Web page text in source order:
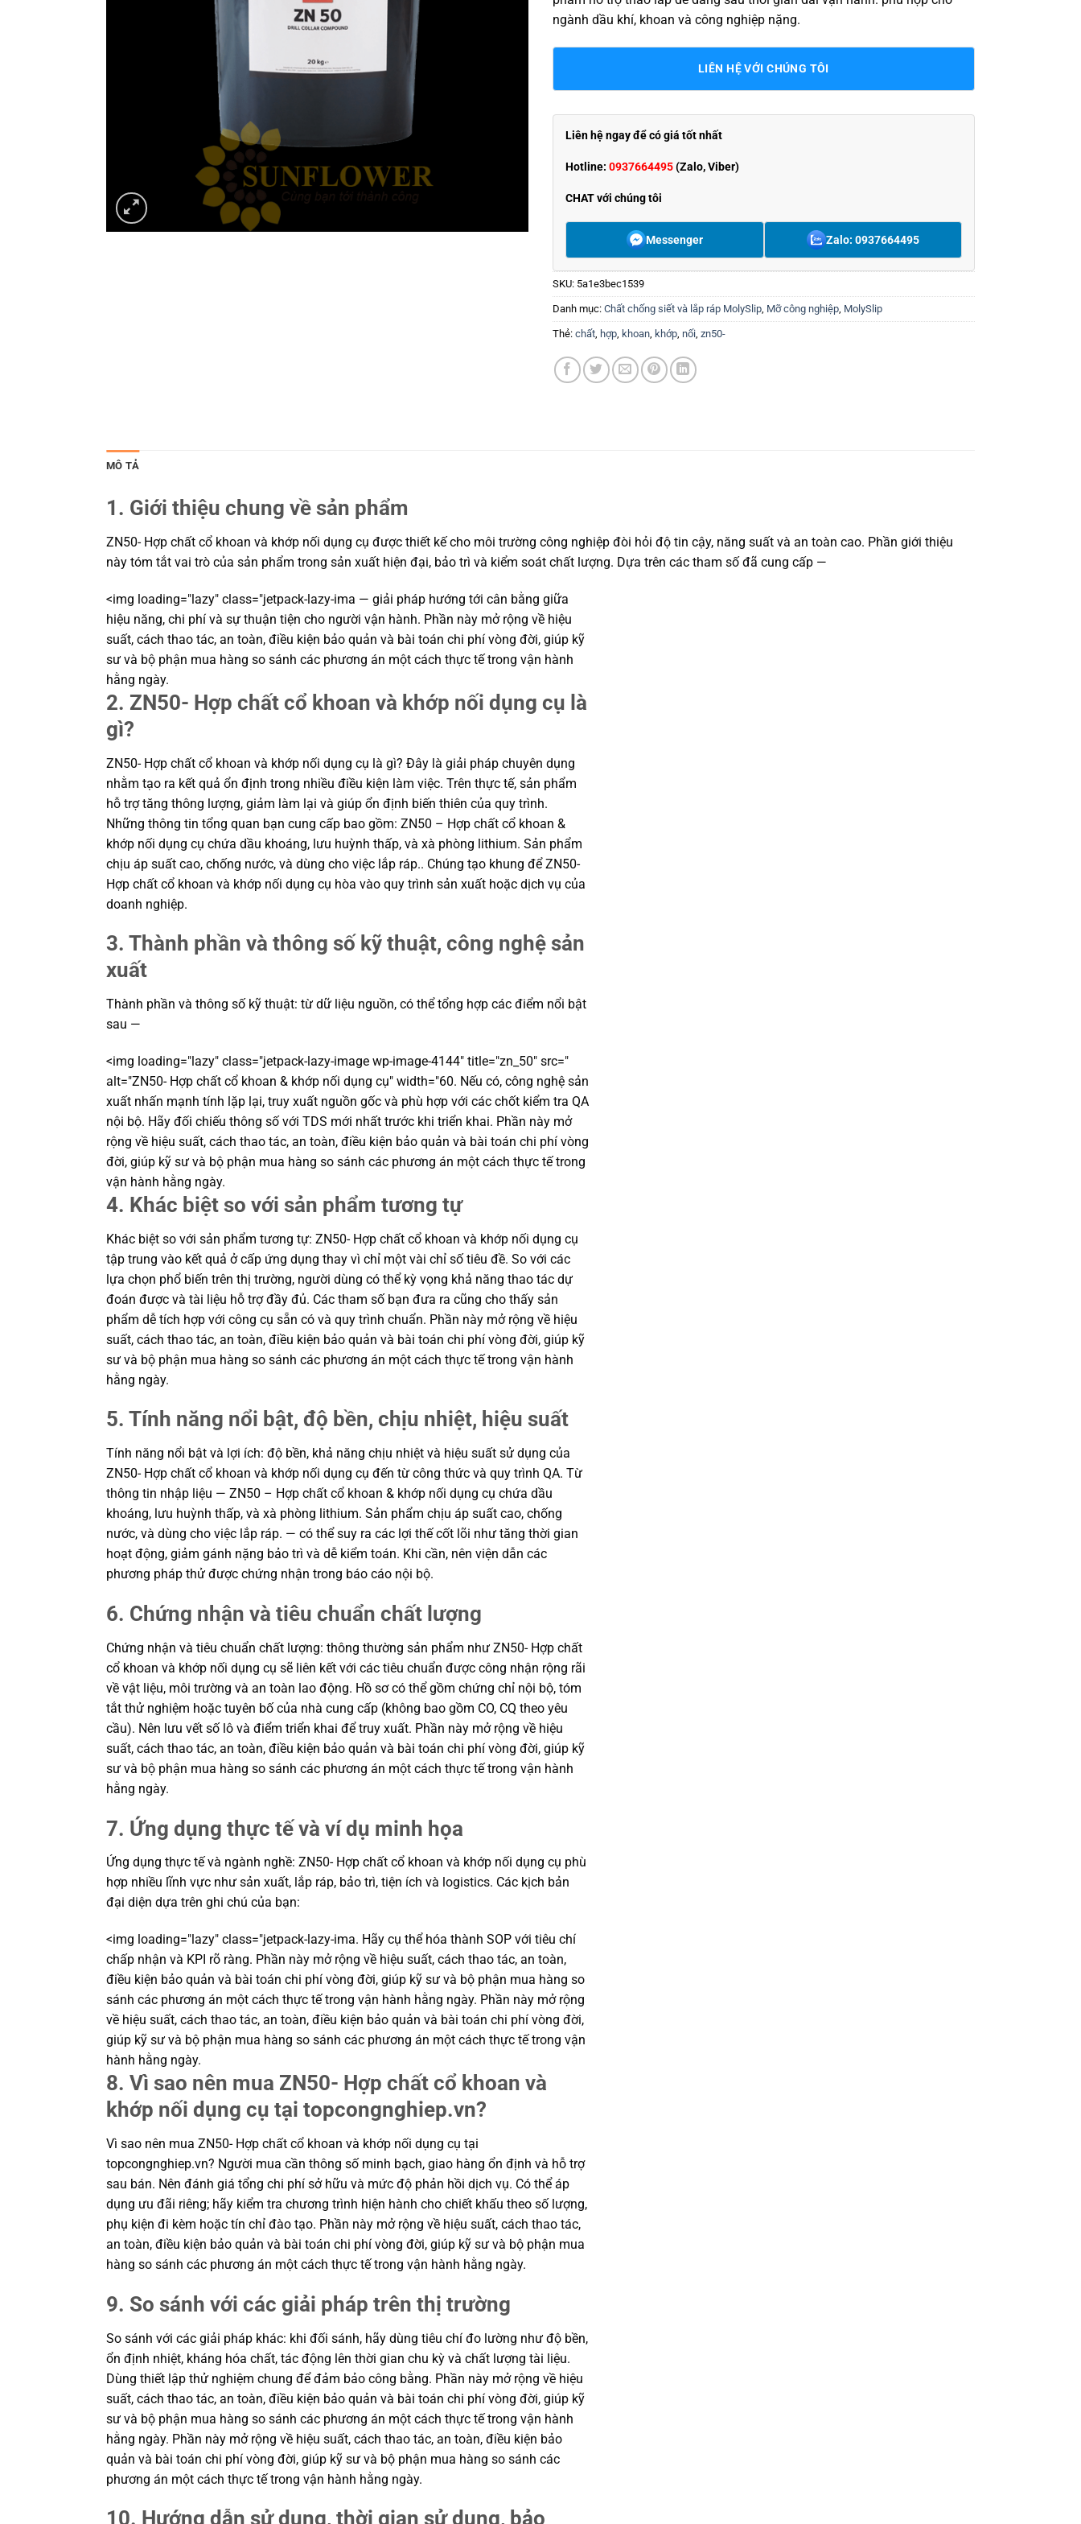
ngành dầu khí, khoan và công nghiệp nặng.
LIÊN HỆ VỚI CHÚNG TÔI
Liên hệ ngay để có giá tốt nhất
Hotline: 0937664495(Zalo, Viber)
CHAT với chúng tôi
Messenger Zalo: 0937664495
SKU: 5a1e3bec1539
Danh mục: Chất chống siết và lắp ráp MolySlip, Mỡ công nghiệp, MolySlip
Thẻ: chất, hợp, khoan, khớp, nối, zn50-
MÔ TẢ
1. Giới thiệu chung về sản phẩm
ZN50- Hợp chất cổ khoan và khớp nối dụng cụ được thiết kế cho môi trường công nghiệp đòi hỏi độ tin cậy, năng suất và an toàn cao. Phần giới thiệu
này tóm tắt vai trò của sản phẩm trong sản xuất hiện đại, bảo trì và kiểm soát chất lượng. Dựa trên các tham số đã cung cấp —
<img loading="lazy" class="jetpack-lazy-ima — giải pháp hướng tới cân bằng giữa
hiệu năng, chi phí và sự thuận tiện cho người vận hành. Phần này mở rộng về hiệu
suất, cách thao tác, an toàn, điều kiện bảo quản và bài toán chi phí vòng đời, giúp kỹ
sư và bộ phận mua hàng so sánh các phương án một cách thực tế trong vận hành
hằng ngày.
2. ZN50- Hợp chất cổ khoan và khớp nối dụng cụ là
gì?
ZN50- Hợp chất cổ khoan và khớp nối dụng cụ là gì? Đây là giải pháp chuyên dụng
nhằm tạo ra kết quả ổn định trong nhiều điều kiện làm việc. Trên thực tế, sản phẩm
hỗ trợ tăng thông lượng, giảm làm lại và giúp ổn định biến thiên của quy trình.
Những thông tin tổng quan bạn cung cấp bao gồm: ZN50 – Hợp chất cổ khoan &
khớp nối dụng cụ chứa dầu khoáng, lưu huỳnh thấp, và xà phòng lithium. Sản phẩm
chịu áp suất cao, chống nước, và dùng cho việc lắp ráp.. Chúng tạo khung để ZN50-
Hợp chất cổ khoan và khớp nối dụng cụ hòa vào quy trình sản xuất hoặc dịch vụ của
doanh nghiệp.
3. Thành phần và thông số kỹ thuật, công nghệ sản
xuất
Thành phần và thông số kỹ thuật: từ dữ liệu nguồn, có thể tổng hợp các điểm nổi bật
sau —
<img loading="lazy" class="jetpack-lazy-image wp-image-4144" title="zn_50" src="
alt="ZN50- Hợp chất cổ khoan & khớp nối dụng cụ" width="60. Nếu có, công nghệ sản
xuất nhấn mạnh tính lặp lại, truy xuất nguồn gốc và phù hợp với các chốt kiểm tra QA
nội bộ. Hãy đối chiếu thông số với TDS mới nhất trước khi triển khai. Phần này mở
rộng về hiệu suất, cách thao tác, an toàn, điều kiện bảo quản và bài toán chi phí vòng
đời, giúp kỹ sư và bộ phận mua hàng so sánh các phương án một cách thực tế trong
vận hành hằng ngày.
4. Khác biệt so với sản phẩm tương tự
Khác biệt so với sản phẩm tương tự: ZN50- Hợp chất cổ khoan và khớp nối dụng cụ
tập trung vào kết quả ở cấp ứng dụng thay vì chỉ một vài chỉ số tiêu đề. So với các
lựa chọn phổ biến trên thị trường, người dùng có thể kỳ vọng khả năng thao tác dự
đoán được và tài liệu hỗ trợ đầy đủ. Các tham số bạn đưa ra cũng cho thấy sản
phẩm dễ tích hợp với công cụ sẵn có và quy trình chuẩn. Phần này mở rộng về hiệu
suất, cách thao tác, an toàn, điều kiện bảo quản và bài toán chi phí vòng đời, giúp kỹ
sư và bộ phận mua hàng so sánh các phương án một cách thực tế trong vận hành
hằng ngày.
5. Tính năng nổi bật, độ bền, chịu nhiệt, hiệu suất
Tính năng nổi bật và lợi ích: độ bền, khả năng chịu nhiệt và hiệu suất sử dụng của
ZN50- Hợp chất cổ khoan và khớp nối dụng cụ đến từ công thức và quy trình QA. Từ
thông tin nhập liệu — ZN50 – Hợp chất cổ khoan & khớp nối dụng cụ chứa dầu
khoáng, lưu huỳnh thấp, và xà phòng lithium. Sản phẩm chịu áp suất cao, chống
nước, và dùng cho việc lắp ráp. — có thể suy ra các lợi thế cốt lõi như tăng thời gian
hoạt động, giảm gánh nặng bảo trì và dễ kiểm toán. Khi cần, nên viện dẫn các
phương pháp thử được chứng nhận trong báo cáo nội bộ.
6. Chứng nhận và tiêu chuẩn chất lượng
Chứng nhận và tiêu chuẩn chất lượng: thông thường sản phẩm như ZN50- Hợp chất
cổ khoan và khớp nối dụng cụ sẽ liên kết với các tiêu chuẩn được công nhận rộng rãi
về vật liệu, môi trường và an toàn lao động. Hồ sơ có thể gồm chứng chỉ nội bộ, tóm
tắt thử nghiệm hoặc tuyên bố của nhà cung cấp (không bao gồm CO, CQ theo yêu
cầu). Nên lưu vết số lô và điểm triển khai để truy xuất. Phần này mở rộng về hiệu
suất, cách thao tác, an toàn, điều kiện bảo quản và bài toán chi phí vòng đời, giúp kỹ
sư và bộ phận mua hàng so sánh các phương án một cách thực tế trong vận hành
hằng ngày.
7. Ứng dụng thực tế và ví dụ minh họa
Ứng dụng thực tế và ngành nghề: ZN50- Hợp chất cổ khoan và khớp nối dụng cụ phù
hợp nhiều lĩnh vực như sản xuất, lắp ráp, bảo trì, tiện ích và logistics. Các kịch bản
đại diện dựa trên ghi chú của bạn:
<img loading="lazy" class="jetpack-lazy-ima. Hãy cụ thể hóa thành SOP với tiêu chí
chấp nhận và KPI rõ ràng. Phần này mở rộng về hiệu suất, cách thao tác, an toàn,
điều kiện bảo quản và bài toán chi phí vòng đời, giúp kỹ sư và bộ phận mua hàng so
sánh các phương án một cách thực tế trong vận hành hằng ngày. Phần này mở rộng
về hiệu suất, cách thao tác, an toàn, điều kiện bảo quản và bài toán chi phí vòng đời,
giúp kỹ sư và bộ phận mua hàng so sánh các phương án một cách thực tế trong vận
hành hằng ngày.
8. Vì sao nên mua ZN50- Hợp chất cổ khoan và
khớp nối dụng cụ tại topcongnghiep.vn?
Vì sao nên mua ZN50- Hợp chất cổ khoan và khớp nối dụng cụ tại
topcongnghiep.vn? Người mua cần thông số minh bạch, giao hàng ổn định và hỗ trợ
sau bán. Nên đánh giá tổng chi phí sở hữu và mức độ phản hồi dịch vụ. Có thể áp
dụng ưu đãi riêng; hãy kiểm tra chương trình hiện hành cho chiết khấu theo số lượng,
phụ kiện đi kèm hoặc tín chỉ đào tạo. Phần này mở rộng về hiệu suất, cách thao tác,
an toàn, điều kiện bảo quản và bài toán chi phí vòng đời, giúp kỹ sư và bộ phận mua
hàng so sánh các phương án một cách thực tế trong vận hành hằng ngày.
9. So sánh với các giải pháp trên thị trường
So sánh với các giải pháp khác: khi đối sánh, hãy dùng tiêu chí đo lường như độ bền,
ổn định nhiệt, kháng hóa chất, tác động lên thời gian chu kỳ và chất lượng tài liệu.
Dùng thiết lập thử nghiệm chung để đảm bảo công bằng. Phần này mở rộng về hiệu
suất, cách thao tác, an toàn, điều kiện bảo quản và bài toán chi phí vòng đời, giúp kỹ
sư và bộ phận mua hàng so sánh các phương án một cách thực tế trong vận hành
hằng ngày. Phần này mở rộng về hiệu suất, cách thao tác, an toàn, điều kiện bảo
quản và bài toán chi phí vòng đời, giúp kỹ sư và bộ phận mua hàng so sánh các
phương án một cách thực tế trong vận hành hằng ngày.
10. Hướng dẫn sử dụng, thời gian sử dụng, bảo